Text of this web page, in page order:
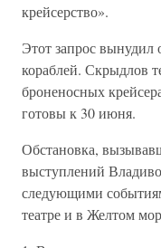
крейсерство».
Этот запрос вынудил
кораблей. Скрыдлов
броненосных
готовы к 30 июня.
Обстановка,
выступлений
следующими
театре и в Желтом